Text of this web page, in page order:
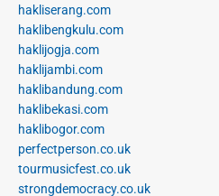
hakliserang.com
haklibengkulu.com
haklijogja.com
haklijambi.com
haklibandung.com
haklibekasi.com
haklibogor.com
perfectperson.co.uk
tourmusicfest.co.uk
strongdemocracy.co.uk